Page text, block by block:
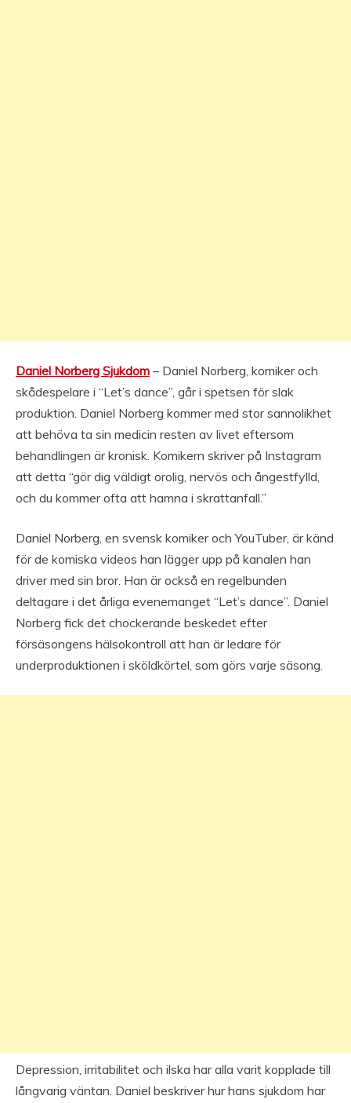
Daniel Norberg Sjukdom – Daniel Norberg, komiker och
skådespelare i “Let’s dance”, går i spetsen för slak
produktion. Daniel Norberg kommer med stor sannolikhet
att behöva ta sin medicin resten av livet eftersom
behandlingen är kronisk. Komikern skriver på Instagram
att detta “gör dig väldigt orolig, nervös och ångestfylld,
och du kommer ofta att hamna i skrattanfall.”
Daniel Norberg, en svensk komiker och YouTuber, är känd
för de komiska videos han lägger upp på kanalen han
driver med sin bror. Han är också en regelbunden
deltagare i det årliga evenemanget “Let’s dance”. Daniel
Norberg fick det chockerande beskedet efter
försäsongens hälsokontroll att han är ledare för
underproduktionen i sköldkörtel, som görs varje säsong.
Depression, irritabilitet och ilska har alla varit kopplade till
långvarig väntan. Daniel beskriver hur hans sjukdom har